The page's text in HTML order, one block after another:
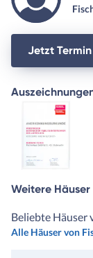
Jetzt
Weitere Häuser
Beliebte Häuser
Alle Häuser von